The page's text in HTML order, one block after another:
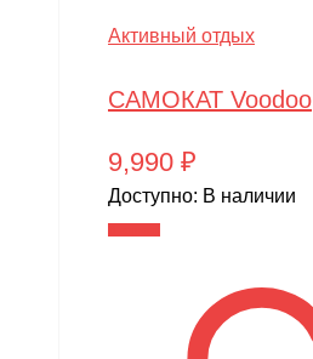
Активный отдых
САМОКАТ Voodoo
9,990 ₽
Доступно: В наличии